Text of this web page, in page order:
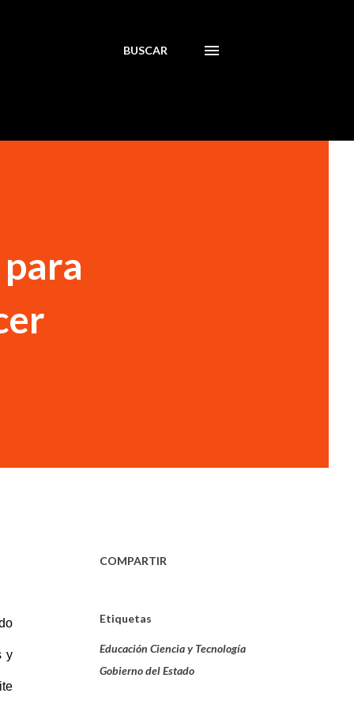
BUSCAR
y
COMPARTIR
Etiquetas
Educación Ciencia y Tecnología
Gobierno del Estado